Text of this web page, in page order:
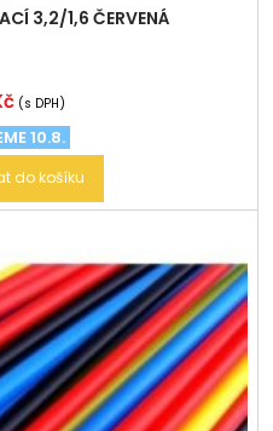
3,2/1,6 ČERVENÁ
(s DPH)
10.8.
do košíku